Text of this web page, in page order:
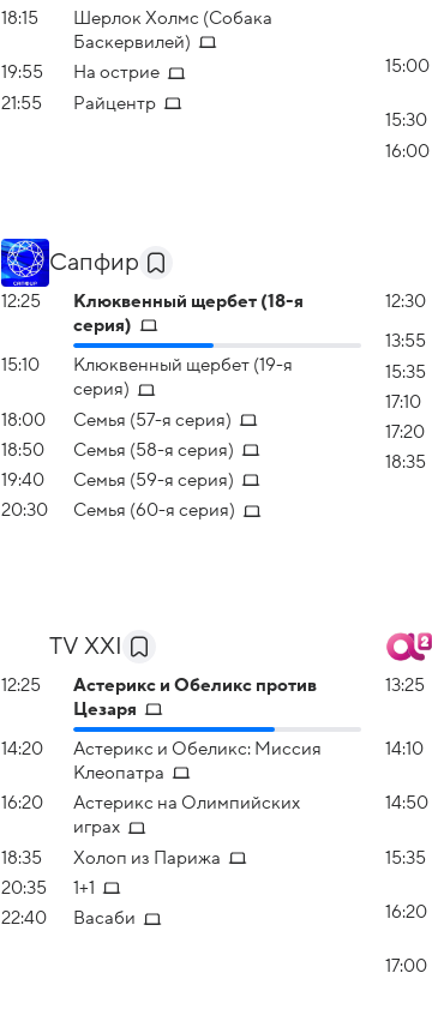
18:15
Шерлок Холмс (Собака
Баскервилей)
19:55
На острие
21:55
Райцентр
15:00
15:30
16:00
Сапфир
12:25
Клюквенный щербет (18-я
серия)
15:10
Клюквенный щербет (19-я
серия)
18:00
Семья (57-я серия)
18:50
Семья (58-я серия)
19:40
Семья (59-я серия)
20:30
Семья (60-я серия)
12:30
13:55
15:35
17:10
17:20
18:35
TV XXI
12:25
Астерикс и Обеликс против
Цезаря
14:20
Астерикс и Обеликс: Миссия
Клеопатра
16:20
Астерикс на Олимпийских
играх
18:35
Холоп из Парижа
20:35
1+1
22:40
Васаби
13:25
14:10
14:50
15:35
16:20
17:00